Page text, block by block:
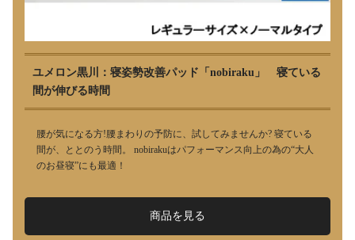
ユメロン黒川：寝姿勢改善パッド「nobiraku」 寝ている
間が伸びる時間
腰が気になる方!腰まわりの予防に、試してみませんか? 寝ている
間が、ととのう時間。 nobirakuはパフォーマンス向上の為の“大人
のお昼寝”にも最適！
商品を見る